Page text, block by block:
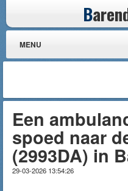
B
MENU
Een
spoed naar
(2993DA) in
29-03-2026 13:54:26